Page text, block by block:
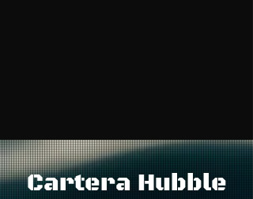
Cartera Hubble